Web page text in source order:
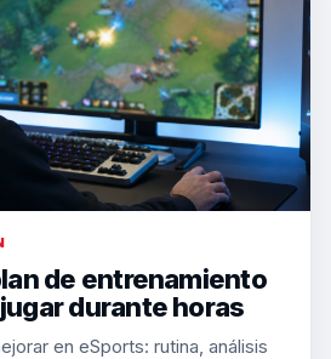
de entrenamiento
durante horas
en eSports: rutina, análisis